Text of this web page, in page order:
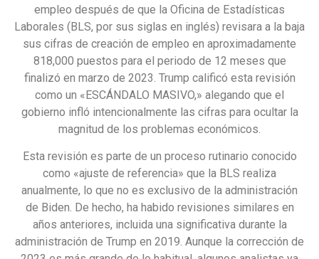
empleo después de que la Oficina de Estadísticas
Laborales (BLS, por sus siglas en inglés) revisara a la baja
sus cifras de creación de empleo en aproximadamente
818,000 puestos para el periodo de 12 meses que
finalizó en marzo de 2023. Trump calificó esta revisión
como un «ESCÁNDALO MASIVO,» alegando que el
gobierno infló intencionalmente las cifras para ocultar la
magnitud de los problemas económicos.
Esta revisión es parte de un proceso rutinario conocido
como «ajuste de referencia» que la BLS realiza
anualmente, lo que no es exclusivo de la administración
de Biden. De hecho, ha habido revisiones similares en
años anteriores, incluida una significativa durante la
administración de Trump en 2019. Aunque la corrección de